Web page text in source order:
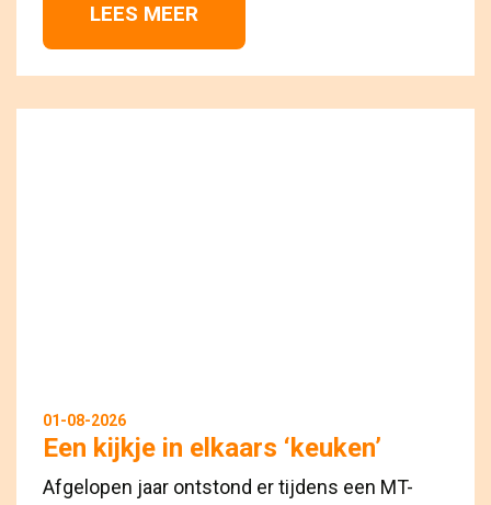
LEES MEER
01-08-2026
Een kijkje in elkaars ‘keuken’
Afgelopen jaar ontstond er tijdens een MT-